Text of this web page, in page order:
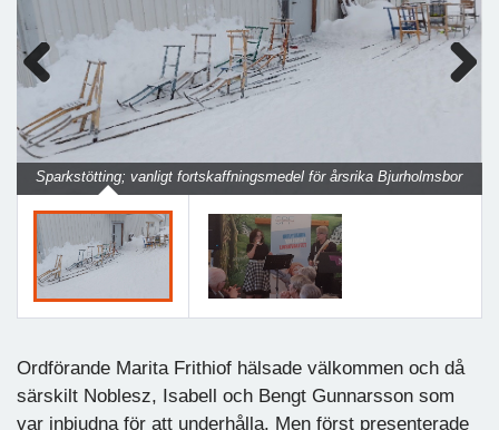
Sparkstötting; vanligt fortskaffningsmedel för årsrika Bjurholmsbor
Previous
Ordförande Marita Frithiof hälsade välkommen och då
särskilt Noblesz, Isabell och Bengt Gunnarsson som
var inbjudna för att underhålla. Men först presenterade